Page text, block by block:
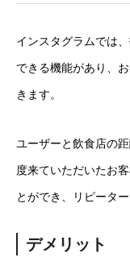
インスタグラムでは
できる機能があり、
きます。
ユーザーと飲食店の
度来ていただいたお
とができ、リピータ
デメリット